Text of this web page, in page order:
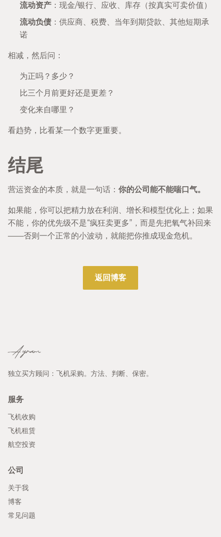
流动资产 ：现金/银行、应收、库存（按真实可卖价值）
流动负债 ：供应商、税费、当年到期贷款、其他短期承
诺
相减，然后问：
为正吗？多少？
比三个月前更好还是更差？
变化来自哪里？
看趋势，比看某一个数字更重要。
结尾
营运资金的本质，就是一句话： 你的公司能不能喘口气。
如果能，你可以把精力放在利润、增长和模型优化上；如果
不能，你的优先级不是“疯狂卖更多”，而是先把氧气补回来
——否则一个正常的小波动，就能把你推成现金危机。
返回博客
Ayram
独立买方顾问：飞机采购。方法、判断、保密。
服务
飞机收购
飞机租赁
航空投资
公司
关于我
博客
常见问题